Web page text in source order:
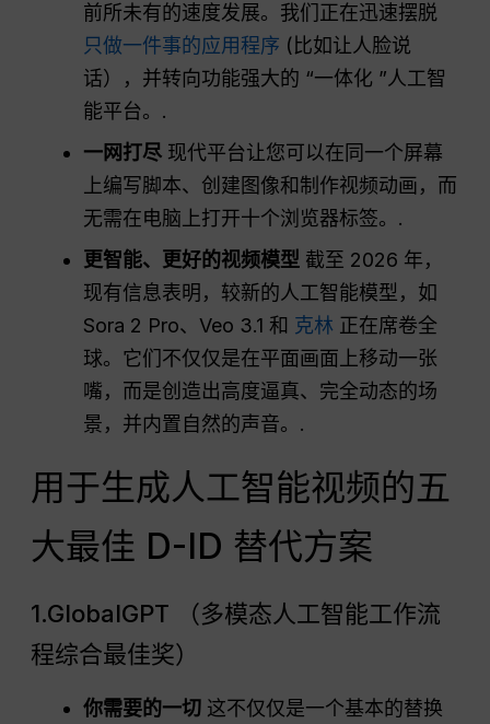
前所未有的速度发展。我们正在迅速摆脱
只做一件事的应用程序 (比如让人脸说
话），并转向功能强大的 “一体化 ”人工智
能平台。.
一网打尽 现代平台让您可以在同一个屏幕
上编写脚本、创建图像和制作视频动画，而
无需在电脑上打开十个浏览器标签。.
更智能、更好的视频模型 截至 2026 年，
现有信息表明，较新的人工智能模型，如
Sora 2 Pro、Veo 3.1 和 克林 正在席卷全
球。它们不仅仅是在平面画面上移动一张
嘴，而是创造出高度逼真、完全动态的场
景，并内置自然的声音。.
用于生成人工智能视频的五
大最佳 D-ID 替代方案
1.GlobalGPT （多模态人工智能工作流
程综合最佳奖）
你需要的一切 这不仅仅是一个基本的替换